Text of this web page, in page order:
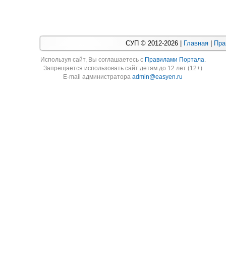
СУП © 2012-2026 | Главная
Используя cайт, Вы соглашаетесь с Правилами Портала.
Запрещается использовать сайт детям до 12 лет (12+)
E-mail администратораadmin@easyen.ru